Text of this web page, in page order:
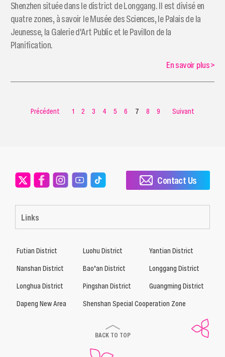
Shenzhen située dans le district de Longgang. Il est divisé en
quatre zones, à savoir le Musée des Sciences, le Palais de la
Jeunesse, la Galerie d'Art Public et le Pavillon de la
Planification.
En savoir plus>
Précédent 1 2 3 4 5 6 7 8 9 Suivant
Links
Contact Us
Futian District Luohu District
Yantian District
Nanshan District
Bao’an District
Longgang District
Longhua District
Pingshan District
Guangming District
Dapeng New Area
Shenshan Special Cooperation Zone
BACK TO TOP